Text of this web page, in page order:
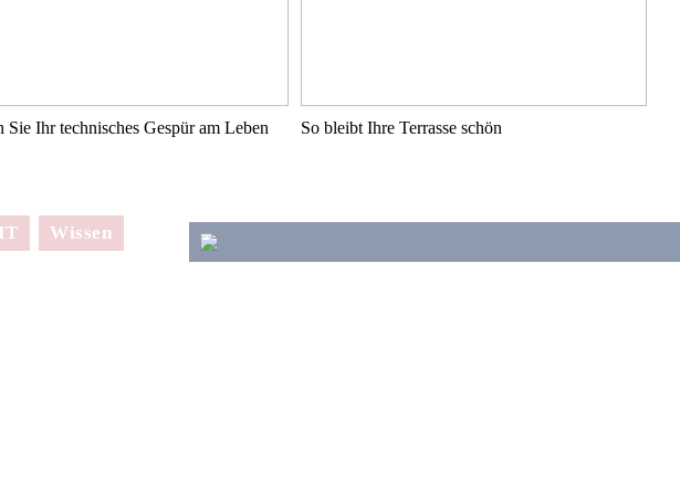
Sie Ihr technisches Gespür am Leben So bleibt Ihre Terrasse schön
IT Wissen